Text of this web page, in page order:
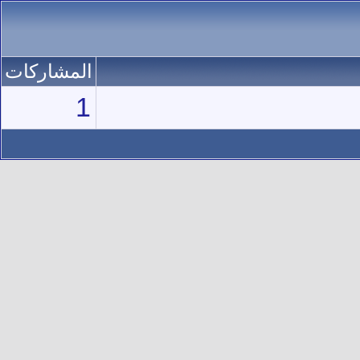
المشاركات
1